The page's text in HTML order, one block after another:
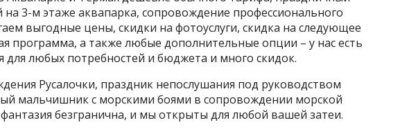
на 3-м этаже аквапарка, сопровождение профессионального
выгодные цены, скидки на фотоуслуги, скидка на следующее
программа, а также любые дополнительные опции – у нас есть
любых потребностей и бюджета и много скидок.
Русалочки, праздник непослушания под руководством
мальчишник с морскими боями в сопровождении морской
безгранична, и мы открыты для любой вашей затеи.